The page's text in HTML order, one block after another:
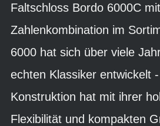
Faltschloss Bordo 6000C
Zahlenkombination im
6000 hat sich über viele
echten Klassiker entwickelt
Konstruktion hat mit ihrer
Flexibilität und kompakten